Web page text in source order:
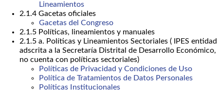
Lineamientos
2.1.4 Gacetas oficiales
Gacetas del Congreso
2.1.5 Políticas, lineamientos y manuales
2.1.5 a. Políticas y Lineamientos Sectoriales ( IPES entidad
adscrita a la Secretaría Distrital de Desarrollo Económico,
no cuenta con políticas sectoriales)
Políticas de Privacidad y Condiciones de Uso
Política de Tratamientos de Datos Personales
Políticas Institucionales